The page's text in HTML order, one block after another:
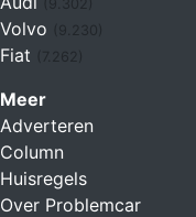
Volvo
Fiat (7.262)
Meer
Adverteren
Column
Huisregels
Over Problemcar